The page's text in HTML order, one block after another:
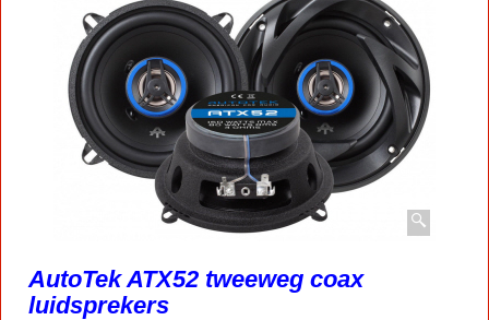
AutoTek ATX52 tweeweg coax
luidsprekers